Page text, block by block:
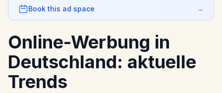
Book this ad space →
Online-Werbung in
Deutschland: aktuelle
Trends